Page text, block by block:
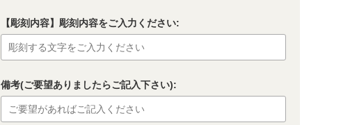
【彫刻内容】彫刻内容をご入力ください:
備考(ご要望ありましたらご記入下さい):